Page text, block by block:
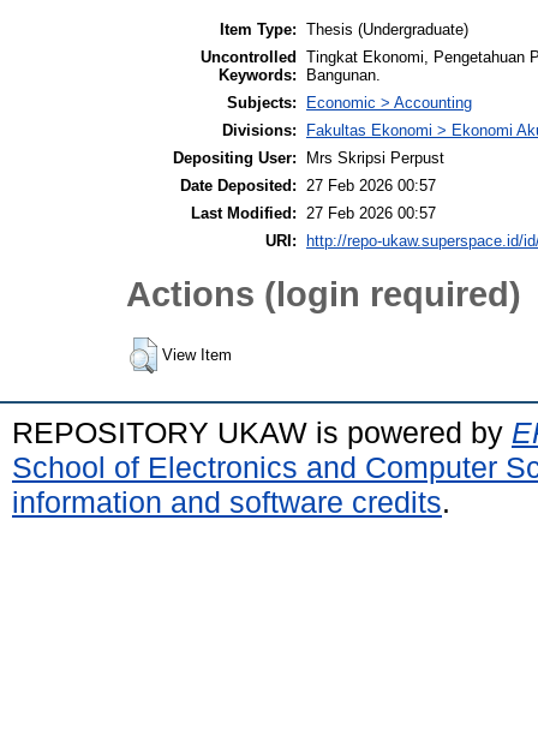
Item Type: Thesis (Undergraduate)
Uncontrolled
Keywords:
Tingkat Ekonomi, Pengetahuan
Bangunan.
Subjects:
Economic > Accounting
Divisions:
Fakultas Ekonomi > Ekonomi
Depositing User:
Mrs Skripsi Perpust
Date Deposited:
27 Feb 2026 00:57
Last Modified:
27 Feb 2026 00:57
URI:
http://repo-ukaw.superspace.id/
Actions (login required)
View Item
REPOSITORY UKAW is powered by
School of Electronics and Computer
information and software credits.